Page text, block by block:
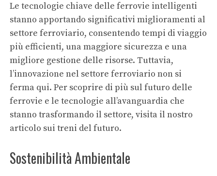
Le tecnologie chiave delle ferrovie intelligenti
stanno apportando significativi miglioramenti al
settore ferroviario, consentendo tempi di viaggio
più efficienti, una maggiore sicurezza e una
migliore gestione delle risorse. Tuttavia,
l’innovazione nel settore ferroviario non si
ferma qui. Per scoprire di più sul futuro delle
ferrovie e le tecnologie all’avanguardia che
stanno trasformando il settore, visita il nostro
articolo sui treni del futuro.
Sostenibilità Ambientale